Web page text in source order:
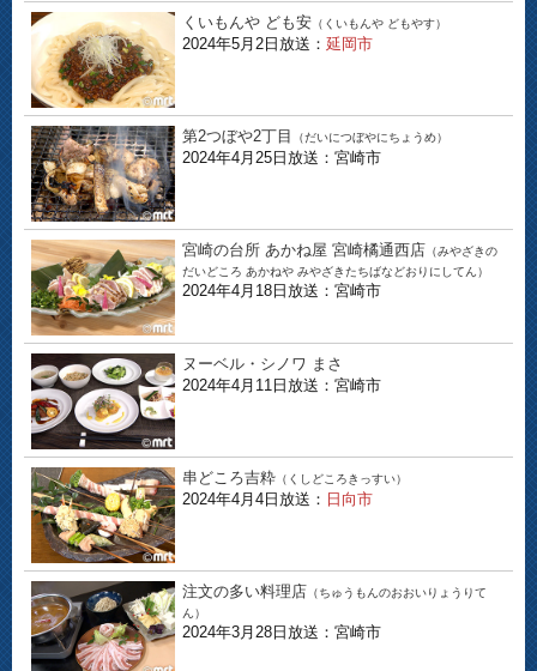
くいもんや ども安 （くいもんや どもやす）
2024年5月2日放送： 延岡市
第2つぼや2丁目 （だいにつぼやにちょうめ）
2024年4月25日放送：宮崎市
宮崎の台所 あかね屋 宮崎橘通西店 （みやざきの
だいどころ あかねや みやざきたちばなどおりにしてん）
2024年4月18日放送：宮崎市
ヌーベル・シノワ まさ
2024年4月11日放送：宮崎市
串どころ吉粋 （くしどころきっすい）
2024年4月4日放送： 日向市
注文の多い料理店 （ちゅうもんのおおいりょうりて
ん）
2024年3月28日放送：宮崎市